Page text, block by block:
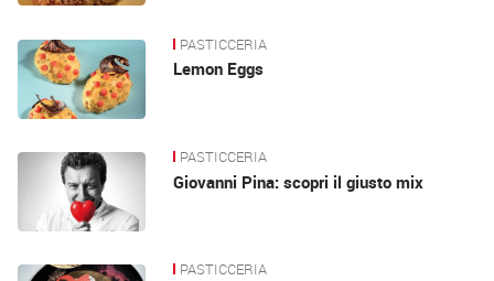
PASTICCERIA
Lemon Eggs
PASTICCERIA
Giovanni Pina: scopri il giusto mix
PASTICCERIA